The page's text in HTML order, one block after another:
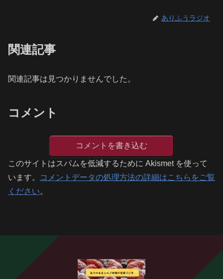
ありふうラジオ
関連記事
関連記事は見つかりませんでした。
コメント
コメントを書き込む
このサイトはスパムを低減するために Akismet を使って
います。
コメントデータの処理方法の詳細はこちらをご覧
ください。